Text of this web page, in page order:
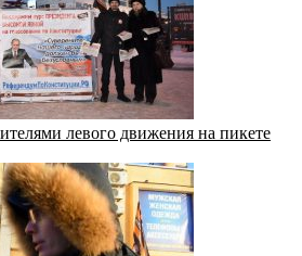
левого движения на пикете